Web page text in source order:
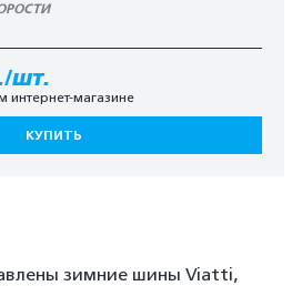
шт.
интернет-магазине
КУПИТЬ
зимние шины Viatti,